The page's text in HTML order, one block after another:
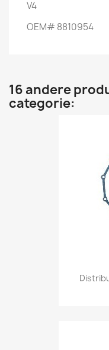
V4
OEM# 8810954
16 andere
categorie: